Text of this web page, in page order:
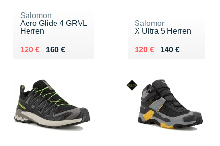
Salomon
Aero Glide 4 GRVL
Herren
160 €
Au lieu de 160 €
120 €
Vendu 120 €
Salomon
X Ultra 5 Herren
140 €
Au lieu de 140 €
120 €
Vendu 120 €